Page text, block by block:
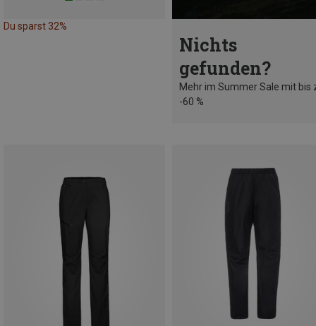
Du sparst 32%
Nichts
gefunden?
Mehr im Summer Sale mit bis
-60 %